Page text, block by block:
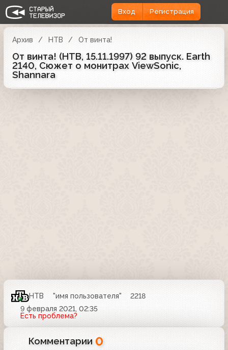
Вход Регистрация
Архив НТВ От винта!
От винта! (НТВ, 15.11.1997) 92 выпуск. Earth
2140, Сюжет о монитрах ViewSonic,
Shannara
НТВ "имя пользователя"
2218
9 февраля 2021, 02:35
Есть проблема?
Комментарии 0